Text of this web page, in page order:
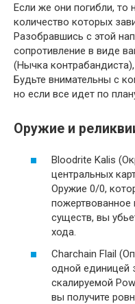
Если же они погибли, то
количество которых
Разобравшись с этой
сопротивление в виде
(Нычка
Будьте внимательны с
но если все идет по
Оружие и
Bloodrite Kalis
центральных
Оружие 0/0,
пожертвованное
существ, вы
хода.
Charchain Flail
одной единицей
скалируемой
вы получите